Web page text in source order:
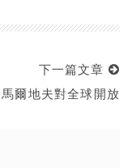
下一篇文章
馬爾地夫對全球開放